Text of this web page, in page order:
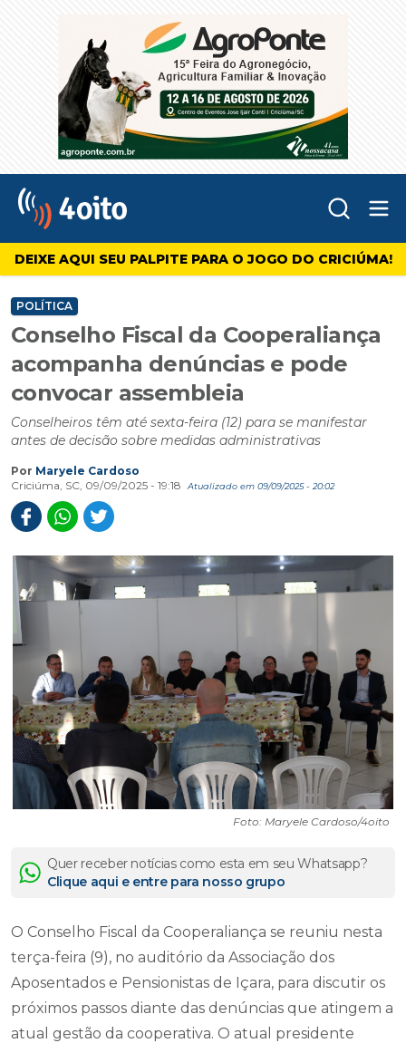
4oito
DEIXE AQUI SEU PALPITE PARA O JOGO DO CRICIÚMA!
POLÍTICA
Conselho Fiscal da Cooperaliança
acompanha denúncias e pode
convocar assembleia
Conselheiros têm até sexta-feira (12) para se manifestar
antes de decisão sobre medidas administrativas
Por Maryele Cardoso
Criciúma, SC, 09/09/2025 - 19:18
Atualizado em 09/09/2025 - 20:02
Foto: Maryele Cardoso/4oito
Quer receber notícias como esta em seu Whatsapp?
Clique aqui e entre para nosso grupo
O Conselho Fiscal da Cooperaliança se reuniu nesta
terça-feira (9), no auditório da Associação dos
Aposentados e Pensionistas de Içara, para discutir os
próximos passos diante das denúncias que atingem a
atual gestão da cooperativa. O atual presidente